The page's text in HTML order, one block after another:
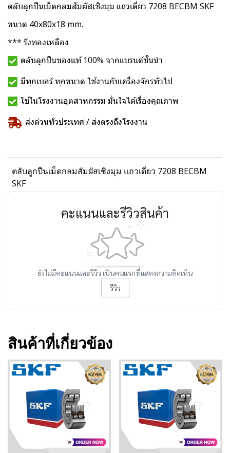
ตลับลูกปืนเม็ดกลมสัมผัสเชิงมุม แถวเดี่ยว 7208 BECBM SKF
ขนาด 40x80x18 mm.
*** รังทองเหลือง
ตลับลูกปืนของแท้ 100% จากแบรนด์ชั้นนำ
มีทุกเบอร์ ทุกขนาด ใช้งานกับเครื่องจักรทั่วไป
ใช้ในโรงงานอุตสาหกรรม มั่นใจได้เรื่องคุณภาพ
ส่งด่วนทั่วประเทศ / ส่งตรงถึงโรงงาน
ตลับลูกปืนเม็ดกลมสัมผัสเชิงมุม แถวเดี่ยว 7208 BECBM
SKF
คะแนนและรีวิวสินค้า
ยังไม่มีคะแนนและรีวิว เป็นคนแรกที่แสดงความคิดเห็น
รีวิว
สินค้าที่เกี่ยวข้อง